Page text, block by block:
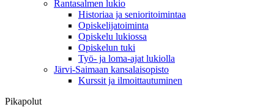
Rantasalmen lukio
Historiaa ja senioritoimintaa
Opiskelijatoiminta
Opiskelu lukiossa
Opiskelun tuki
Työ- ja loma-ajat lukiolla
Järvi-Saimaan kansalaisopisto
Kurssit ja ilmoittautuminen
Pikapolut